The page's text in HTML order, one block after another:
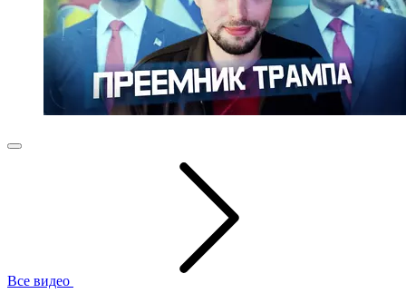
Все видео